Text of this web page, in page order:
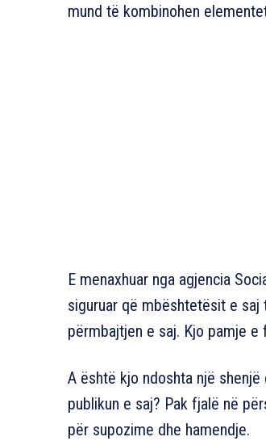
mund të kombinohen
E menaxhuar nga agjencia
siguruar që mbështetësit e saj
përmbajtjen e saj. Kjo pamje
A është kjo ndoshta një
publikun e saj? Pak fjalë në
për supozime dhe hamendje.